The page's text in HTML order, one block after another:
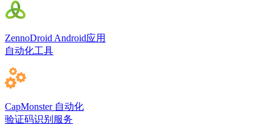
ZennoDroid Android应用
自动化工具
CapMonster 自动化
验证码识别服务